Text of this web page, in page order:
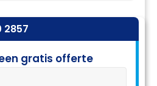
2857
gratis offerte